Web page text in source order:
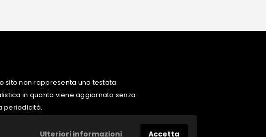
Ulteriori informazioni Accetta
sito non rappresenta una testata
in quanto viene aggiornato senza
periodicità.